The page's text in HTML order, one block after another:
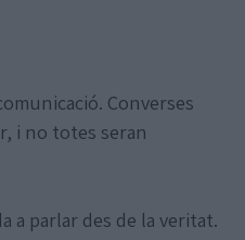
Converses
i no totes seran
a parlar des de la veritat.